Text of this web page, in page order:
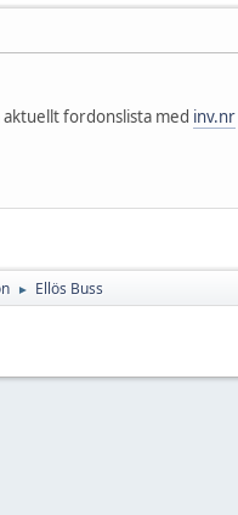
aktuellt fordonslista med inv.nr
► Ellös Buss